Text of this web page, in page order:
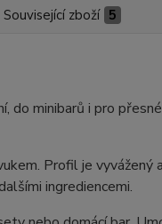
Související zboží 5
do minibarů i pro
Profil je vyvážený
ingrediencemi.